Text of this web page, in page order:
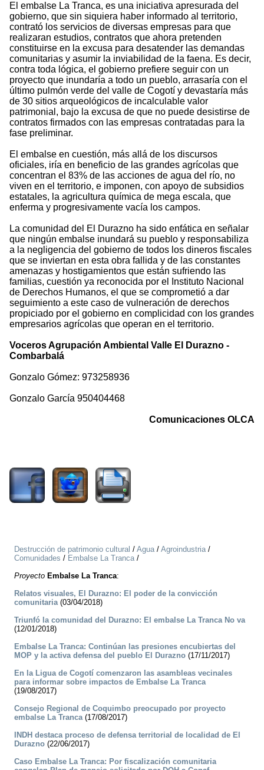
El embalse La Tranca, es una iniciativa apresurada del
gobierno, que sin siquiera haber informado al territorio,
contrató los servicios de diversas empresas para que
realizaran estudios, contratos que ahora pretenden
constituirse en la excusa para desatender las demandas
comunitarias y asumir la inviabilidad de la faena. Es decir,
contra toda lógica, el gobierno prefiere seguir con un
proyecto que inundaría a todo un pueblo, arrasaría con el
último pulmón verde del valle de Cogotí y devastaría más
de 30 sitios arqueológicos de incalculable valor
patrimonial, bajo la excusa de que no puede desistirse de
contratos firmados con las empresas contratadas para la
fase preliminar.
El embalse en cuestión, más allá de los discursos
oficiales, iría en beneficio de las grandes agrícolas que
concentran el 83% de las acciones de agua del río, no
viven en el territorio, e imponen, con apoyo de subsidios
estatales, la agricultura química de mega escala, que
enferma y progresivamente vacía los campos.
La comunidad del El Durazno ha sido enfática en señalar
que ningún embalse inundará su pueblo y responsabiliza
a la negligencia del gobierno de todos los dineros fiscales
que se inviertan en esta obra fallida y de las constantes
amenazas y hostigamientos que están sufriendo las
familias, cuestión ya reconocida por el Instituto Nacional
de Derechos Humanos, el que se comprometió a dar
seguimiento a este caso de vulneración de derechos
propiciado por el gobierno en complicidad con los grandes
empresarios agrícolas que operan en el territorio.
Voceros Agrupación Ambiental Valle El Durazno -
Combarbalá
Gonzalo Gómez: 973258936
Gonzalo García 950404468
Comunicaciones OLCA
Destrucción de patrimonio cultural / Agua/ Agroindustria/
Comunidades / Embalse La Tranca/
Proyecto Embalse La Tranca:
Relatos visuales, El Durazno: El poder de la convicción
comunitaria(03/04/2018)
Triunfó la comunidad del Durazno: El embalse La Tranca No va
(12/01/2018)
Embalse La Tranca: Continúan las presiones encubiertas del
MOP y la activa defensa del pueblo El Durazno (17/11/2017)
En la Ligua de Cogotí comenzaron las asambleas vecinales
para informar sobre impactos de Embalse La Tranca
(19/08/2017)
Consejo Regional de Coquimbo preocupado por proyecto
embalse La Tranca(17/08/2017)
INDH destaca proceso de defensa territorial de localidad de El
Durazno (22/06/2017)
Caso Embalse La Tranca: Por fiscalización comunitaria